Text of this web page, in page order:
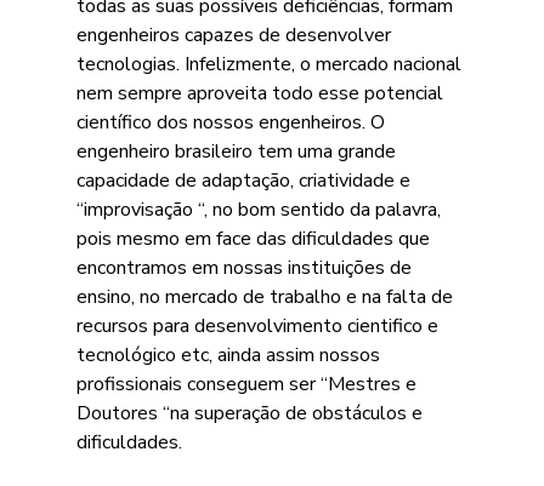
todas as suas possíveis deficiências, formam
engenheiros capazes de desenvolver
tecnologias. Infelizmente, o mercado nacional
nem sempre aproveita todo esse potencial
científico dos nossos engenheiros. O
engenheiro brasileiro tem uma grande
capacidade de adaptação, criatividade e
“improvisação “, no bom sentido da palavra,
pois mesmo em face das dificuldades que
encontramos em nossas instituições de
ensino, no mercado de trabalho e na falta de
recursos para desenvolvimento cientifico e
tecnológico etc, ainda assim nossos
profissionais conseguem ser “Mestres e
Doutores “na superação de obstáculos e
dificuldades.